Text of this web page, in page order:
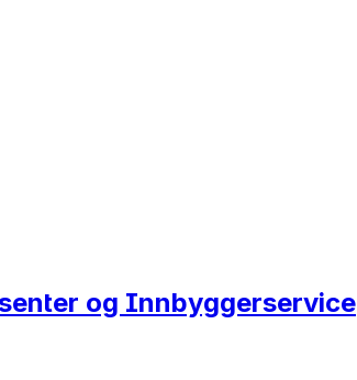
og Innbyggerservice